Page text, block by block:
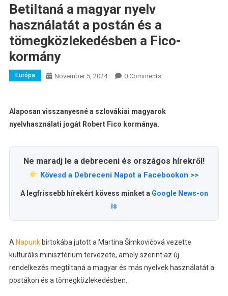
Betiltaná a magyar nyelv
használatát a postán és a
tömegközlekedésben a Fico-
kormány
Európa November 5, 2024 0 Comments
Alaposan visszanyesné a szlovákiai magyarok
nyelvhasználati jogát Robert Fico kormánya.
Ne maradj le a debreceni és országos hírekről!
Kövesd a Debreceni Napot a Facebookon >>
A legfrissebb hírekért kövess minket a Google News-on
is
A Napunkbirtokába jutott a Martina Šimkovičová vezette
kulturális minisztérium tervezete, amely szerint az új
rendelkezés megtiltaná a magyar és más nyelvek használatát a
postákon és a tömegközlekedésben.